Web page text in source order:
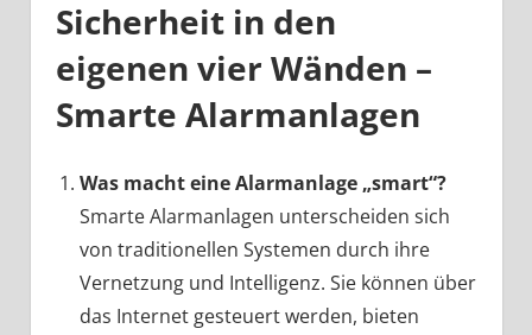
Sicherheit in den
eigenen vier Wänden –
Smarte Alarmanlagen
Was macht eine Alarmanlage „smart“?
Smarte Alarmanlagen unterscheiden sich
von traditionellen Systemen durch ihre
Vernetzung und Intelligenz. Sie können über
das Internet gesteuert werden, bieten